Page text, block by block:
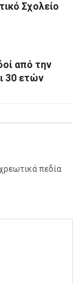
Σχολείο
από την
30 ετών
πεδία